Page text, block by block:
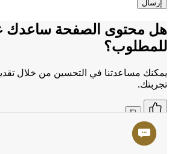
هل محتوى الصفحة ساعدك
للمطلوب؟
يمكنك مساعدتنا في التحسين من خلال
تجربتك.
نعم
شكراً على رأيكم